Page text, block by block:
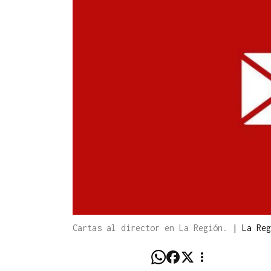
Cartas al director en La Región. | La